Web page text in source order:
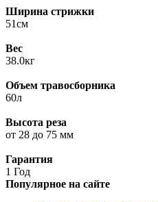
Ширина стрижки
51см
Вес
38.0кг
Объем травосборника
60л
Высота реза
от 28 до 75 мм
Гарантия
1 Год
Популярное на сайте